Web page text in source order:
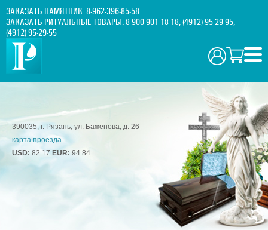
ЗАКАЗАТЬ ПАМЯТНИК:8-962-396-85-58
ЗАКАЗАТЬ РИТУАЛЬНЫЕ ТОВАРЫ:8-900-901-18-18,(4912) 95-29-95,
(4912) 95-29-55
390035, г. Рязань, ул. Баженова, д. 26
карта проезда
USD: 82.17 EUR: 94.84